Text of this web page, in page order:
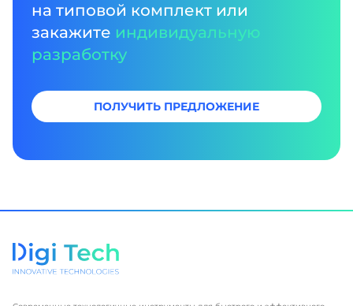
на типовой комплект или
закажите индивидуальную
разработку
ПОЛУЧИТЬ ПРЕДЛОЖЕНИЕ